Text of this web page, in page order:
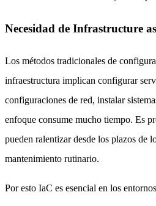
Necesidad de Infrastructure
Los métodos tradicionales de
infraestructura implican configurar
configuraciones de red, instalar
enfoque consume mucho tiempo. Es
pueden ralentizar desde los plazos de
mantenimiento rutinario.
Por esto IaC es esencial en los